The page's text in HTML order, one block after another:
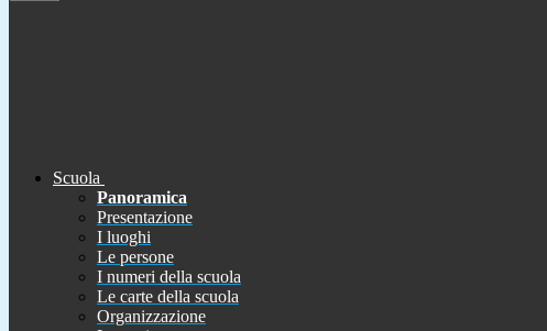
Scuola
Panoramica
Presentazione
I luoghi
Le persone
I numeri della scuola
Le carte della scuola
Organizzazione